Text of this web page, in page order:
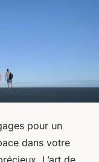
pour un
dans votre